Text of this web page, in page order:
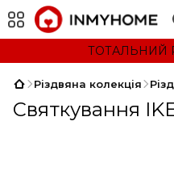
ТОТАЛЬНИЙ
Різдвяна колекція
Святкування